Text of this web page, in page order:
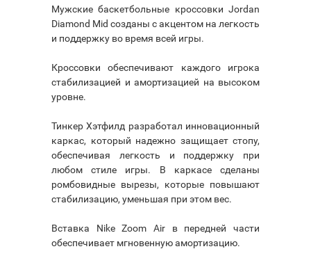
Мужские баскетбольные кроссовки Jordan
Diamond Mid созданы с акцентом на легкость
и поддержку во время всей игры.
Кроссовки обеспечивают каждого игрока
стабилизацией и амортизацией на высоком
уровне.
Тинкер Хэтфилд разработал инновационный
каркас, который надежно защищает стопу,
обеспечивая легкость и поддержку при
любом стиле игры. В каркасе сделаны
ромбовидные вырезы, которые повышают
стабилизацию, уменьшая при этом вес.
Вставка Nike Zoom Air в передней части
обеспечивает мгновенную амортизацию.